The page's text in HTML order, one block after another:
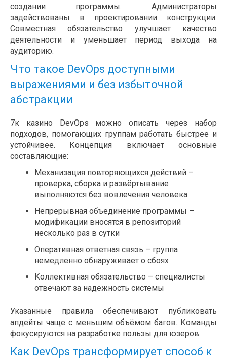
создании программы. Администраторы
задействованы в проектировании конструкции.
Совместная обязательство улучшает качество
деятельности и уменьшает период выхода на
аудиторию.
Что такое DevOps доступными
выражениями и без избыточной
абстракции
7к казино DevOps можно описать через набор
подходов, помогающих группам работать быстрее и
устойчивее. Концепция включает основные
составляющие:
Механизация повторяющихся действий –
проверка, сборка и развёртывание
выполняются без вовлечения человека
Непрерывная объединение программы –
модификации вносятся в репозиторий
несколько раз в сутки
Оперативная ответная связь – группа
немедленно обнаруживает о сбоях
Коллективная обязательство – специалисты
отвечают за надёжность системы
Указанные правила обеспечивают публиковать
апдейты чаще с меньшим объёмом багов. Команды
фокусируются на разработке пользы для юзеров.
Как DevOps трансформирует способ к